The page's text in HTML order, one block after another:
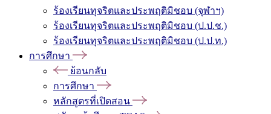
ร้องเรียนทุจริตและประพฤติมิชอบ (จุฬาฯ)
ร้องเรียนทุจริตและประพฤติมิชอบ (ป.ป.ช.)
ร้องเรียนทุจริตและประพฤติมิชอบ (ป.ป.ท.)
การศึกษา
ย้อนกลับ
การศึกษา
หลักสูตรที่เปิดสอน